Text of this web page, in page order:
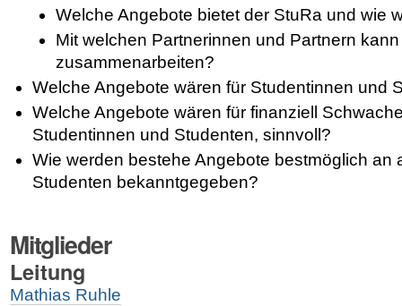
Welche Angebote bietet der StuRa und wie
Mit welchen Partnerinnen und Partnern
zusammenarbeiten?
Welche Angebote wären für Studentinnen und
Welche Angebote wären für finanziell
Studentinnen und Studenten, sinnvoll?
Wie werden bestehe Angebote bestmöglich an
Studenten bekanntgegeben?
Mitglieder
Leitung
Mathias Ruhle